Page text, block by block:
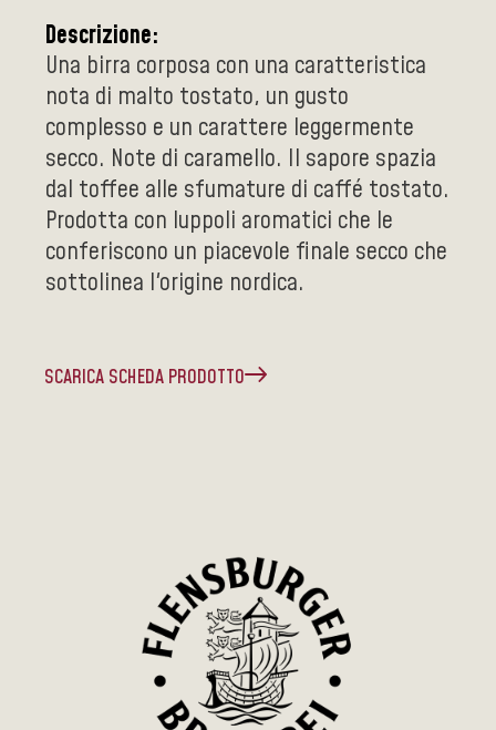
Descrizione:
Una birra corposa con una caratteristica
nota di malto tostato, un gusto
complesso e un carattere leggermente
secco. Note di caramello. Il sapore spazia
dal toffee alle sfumature di caffé tostato.
Prodotta con luppoli aromatici che le
conferiscono un piacevole finale secco che
sottolinea l'origine nordica.
SCARICA SCHEDA PRODOTTO